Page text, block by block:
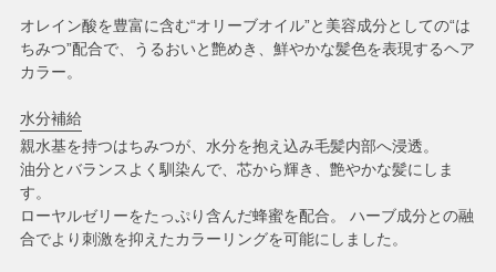
オレイン酸を豊富に含む“オリーブオイル”と美容成分としての“は
ちみつ”配合で、うるおいと艶めき、鮮やかな髪色を表現するヘア
カラー。
水分補給
親水基を持つはちみつが、水分を抱え込み毛髪内部へ浸透。
油分とバランスよく馴染んで、芯から輝き、艶やかな髪にしま
す。
ローヤルゼリーをたっぷり含んだ蜂蜜を配合。 ハーブ成分との融
合でより刺激を抑えたカラーリングを可能にしました。